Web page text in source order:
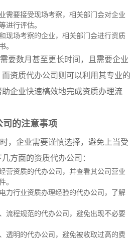
需要接受现场考察，相关部门会对企业
进行评估。
现场考察的企业，相关部门会进行资质
。
要数月甚至更长时间，且需要企业
资质代办公司则可以利用其专业的
企业快速槁效地完成资质办理流
司的注意事项
，企业需要谨慎选择，避免上当受
方面的资质代办公司：
营资质的代办公司，并查看其公司营业
。
力行业资质办理经验的代办公司，了解
流程规范的代办公司，避免出现不必要
透明的代办公司，避免被收取过高的费